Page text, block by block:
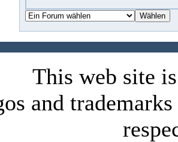
This web site
and